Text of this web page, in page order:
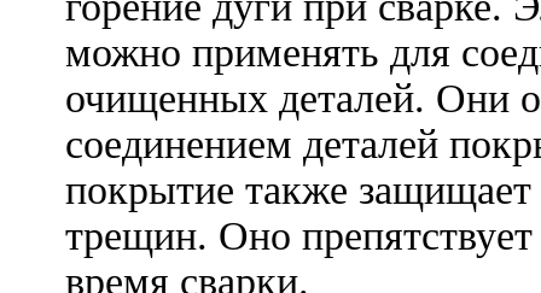
можно применять для
очищенных деталей. Они
соединением деталей
покрытие также
трещин. Оно
время сварки.